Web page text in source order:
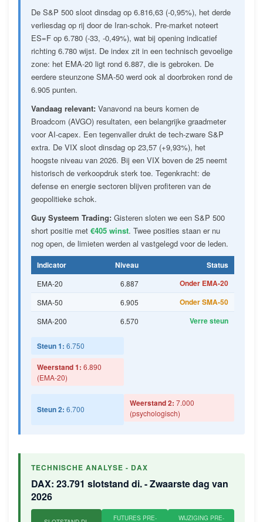
De S&P 500 sloot dinsdag op 6.816,63 (-0,95%), het derde
verliesdag op rij door de Iran-schok. Pre-market noteert
ES=F op 6.780 (-33, -0,49%), wat bij opening indicatief
richting 6.780 wijst. De index zit in een technisch gevoelige
zone: het EMA-20 ligt rond 6.887, die is gebroken. De
eerdere steunzone SMA-50 werd ook al doorbroken rond de
6.905 punten.
Vandaag relevant: Vanavond na beurs komen de
Broadcom (AVGO) resultaten, een belangrijke graadmeter
voor AI-capex. Een tegenvaller drukt de tech-zware S&P
extra. De VIX sloot dinsdag op 23,57 (+9,93%), het
hoogste niveau van 2026. Bij een VIX boven de 25 neemt
historisch de verkoopdruk sterk toe. Tegenkracht: de
defense en energie sectoren blijven profiteren van de
geopolitieke schok.
Guy Systeem Trading: Gisteren sloten we een S&P 500
short positie met €405 winst. Twee posities staan er nu
nog open, de limieten werden al vastgelegd voor de leden.
Indicator Niveau Status
EMA-20 6.887 Onder EMA-20
SMA-50 6.905 Onder SMA-50
SMA-200 6.570 Verre steun
Steun 1: 6.750
Weerstand 1: 6.890
(EMA-20)
Steun 2: 6.700
Weerstand 2: 7.000
(psychologisch)
TECHNISCHE ANALYSE - DAX
DAX: 23.791 slotstand di. - Zwaarste dag van
2026
FUTURES PRE- WIJZIGING PRE-